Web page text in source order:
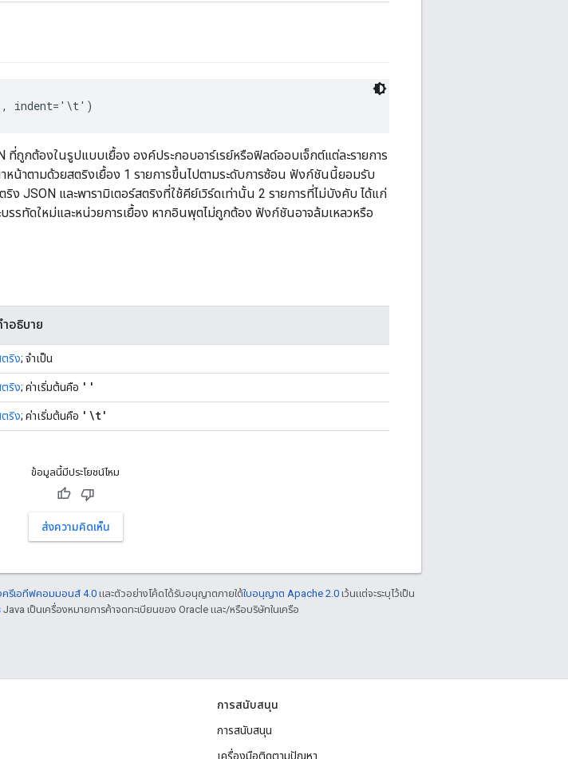
indent='\t')
ถูกต้องในรูปแบบเยื้อง องค์ประกอบอาร์เรย์หรือฟิลด์ออบเจ็กต์แต่ละรายการ
หน้าตามด้วยสตริงเยื้อง 1 รายการขึ้นไปตามระดับการซ้อน ฟังก์ชันนี้ยอมรับ
ง JSON และพารามิเตอร์สตริงที่ใช้คีย์เวิร์ดเท่านั้น 2 รายการที่ไม่บังคับ ได้แก่
บรรทัดใหม่และหน่วยการเยื้อง หากอินพุตไม่ถูกต้อง ฟังก์ชันอาจล้มเหลวหรือ
ำอธิบาย
ริง; จำเป็น
ริง; ค่าเริ่มต้นคือ ''
ริง; ค่าเริ่มต้นคือ '\t'
ข้อมูลนี้มีประโยชน์ไหม
ส่งความคิดเห็น
รีเอทีฟคอมมอนส์ 4.0 และตัวอย่างโค้ดได้รับอนุญาตภายใต้ใบอนุญาต Apache 2.0 เว้นแต่จะระบุไว้เป็น
Java เป็นเครื่องหมายการค้าจดทะเบียนของ Oracle และ/หรือบริษัทในเครือ
การสนับสนุน
การสนับสนุน
เครื่องมือติดตามปัญหา